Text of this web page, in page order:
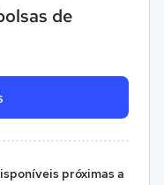
de
próximas a